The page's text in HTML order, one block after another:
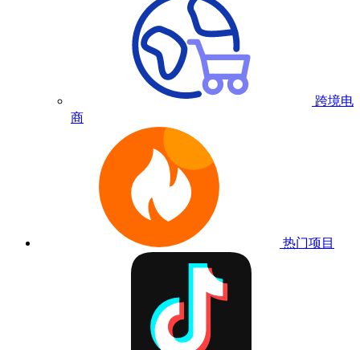
跨境电
商
热门项目